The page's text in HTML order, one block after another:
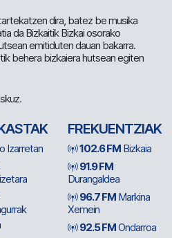
dira, batez be musika
da Bizkaitik Bizkai osorako
emitiduten dauan bakarra.
behera bizkaiera hutsean egiten
Izarretan
FREKUENTZIAK
102.6 FM Bizkaia
91.9 FM
Durangaldea
96.7 FM Markina
Xemein
92.5 FMOndarroa